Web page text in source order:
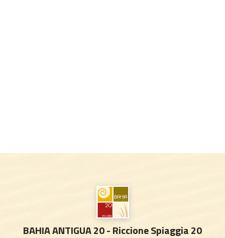
BAHIA ANTIGUA 20 - Riccione Spiaggia 20